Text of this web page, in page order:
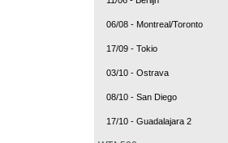
06/08 - Montreal/Toronto
17/09 - Tokio
03/10 - Ostrava
08/10 - San Diego
17/10 - Guadalajara 2